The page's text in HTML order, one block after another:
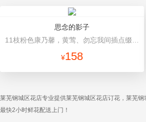
思念的影子
¥158
莱芜钢城区花店专业提供莱芜钢城区花店订花，莱芜
最快2小时鲜花配送上门！